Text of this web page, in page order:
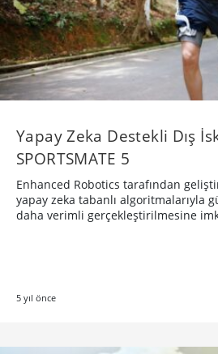
Yapay Zeka Destekli Dış
SPORTSMATE 5
Enhanced Robotics tarafından
yapay zeka tabanlı algoritmalarıyla
daha verimli gerçekleştirilmesine
5 yıl önce